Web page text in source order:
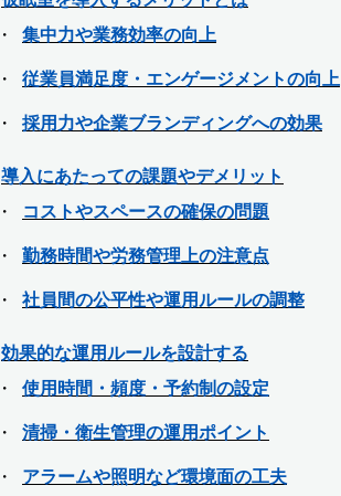
集中力や業務効率の向上
従業員満足度・エンゲージメントの向上
採用力や企業ブランディングへの効果
導入にあたっての課題やデメリット
コストやスペースの確保の問題
勤務時間や労務管理上の注意点
社員間の公平性や運用ルールの調整
効果的な運用ルールを設計する
使用時間・頻度・予約制の設定
清掃・衛生管理の運用ポイント
アラームや照明など環境面の工夫